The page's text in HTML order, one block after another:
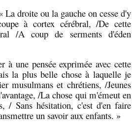
droite ou la gauche on cesse d'y
à cortex cérébral, /De cette
/A coup de serments d'éden
à une pensée exprimée avec cette
la plus belle chose à laquelle je
musulmans et chrétiens, /Jeunes
/La chose qui m'émeut en
/ Sans hésitation, c'est d'en faire
un savoir aux enfants. »